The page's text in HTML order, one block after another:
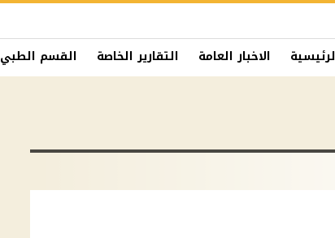
الاخبار العامة التقارير الخاصة القسم الطبي